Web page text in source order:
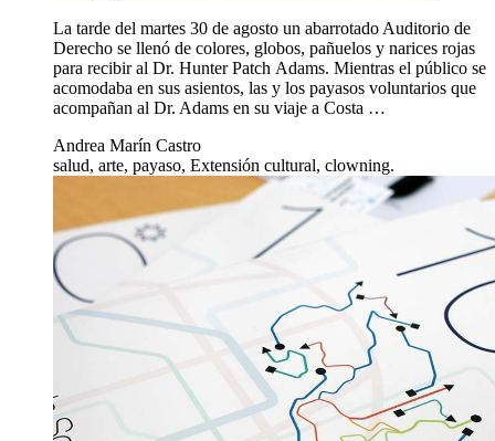
La tarde del martes 30 de agosto un abarrotado Auditorio de
Derecho se llenó de colores, globos, pañuelos y narices rojas
para recibir al Dr. Hunter Patch Adams. Mientras el público se
acomodaba en sus asientos, las y los payasos voluntarios que
acompañan al Dr. Adams en su viaje a Costa …
Andrea Marín Castro
salud, arte, payaso, Extensión cultural, clowning.